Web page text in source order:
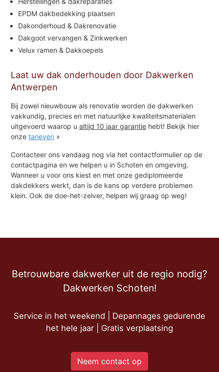
EPDM dakbedekking plaatsen
Dakonderhoud & Dakrenovatie
Dakgoot vervangen & Zinkwerken
Velux ramen & Dakkoepels
Laat uw dak onderhouden door Dakwerken
Antwerpen
Bij zowel nieuwbouw als renovatie worden de dakwerken
vakkundig, precies en met natuurlijke kwaliteitsmaterialen
uitgevoerd waarop ualtijd 10 jaar garantie hebt! Bekijk hier
onzetarieven »
Contacteer ons vandaag nog via het contactformulier op de
contactpagina en we helpen u in Schoten en omgeving.
Wanneer u voor ons kiest en met onze gediplomeerde
dakdekkers werkt, dan is de kans op verdere problemen
klein. Ook de doe-het-zelver, helpen wij graag op weg!
Betrouwbare dakwerker uit de regio nodig?
Dakwerken Schoten!
Service in het weekend | Depannages gedurende
het hele jaar | Gratis verplaatsing
Neem contact op